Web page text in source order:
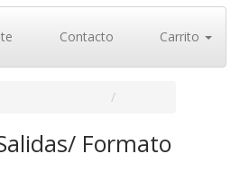
Contacto Carrito
Formato